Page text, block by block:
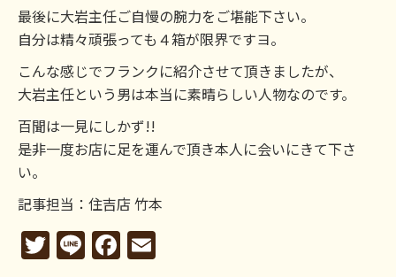
最後に大岩主任ご自慢の腕力をご堪能下さい。
自分は精々頑張っても４箱が限界ですヨ。
こんな感じでフランクに紹介させて頂きましたが、
大岩主任という男は本当に素晴らしい人物なのです。
百聞は一見にしかず!!
是非一度お店に足を運んで頂き本人に会いにきて下さ
い。
記事担当：住吉店 竹本
Twitter
LineFacebook